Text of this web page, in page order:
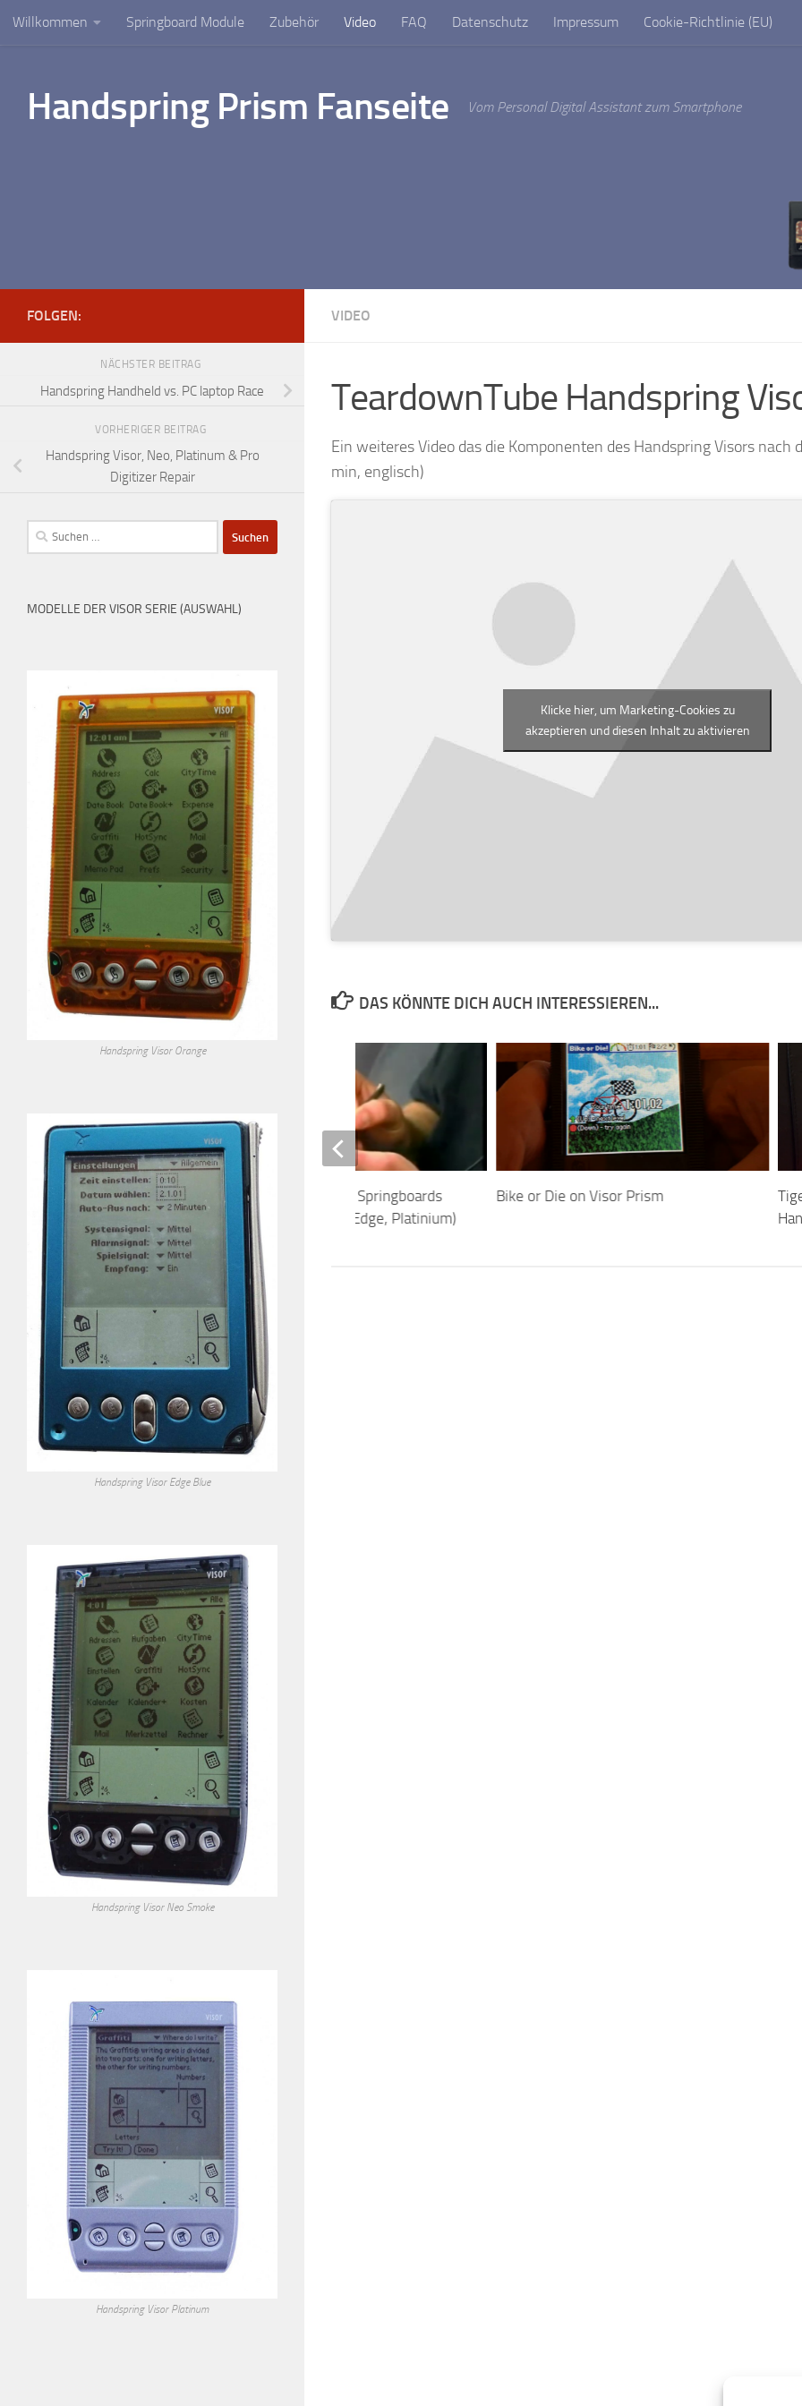
Unter dem Inhalt
Willkommen Springboard Module Zubehör Video FAQ Datenschutz Impressum Cookie-Richtlinie (EU)
Handspring Prism Fanseite Vom Personal Digital Assistant zum Smartphone
VIDEO
TeardownTube Handspring
Ein weiteres Video das die Komponenten des Handspring Visors nach
min, englisch)
Klicke hier, um Marketing-Cookies zu
akzeptieren und diesen Inhalt zu aktivieren
DAS KÖNNTE DICH AUCH INTERESSIEREN...
Bike or Die on Visor Prism
Handspring PDAs and Springboards
(Visor Deluxe, Prism, Edge, Platinium)
FOLGEN:
NÄCHSTER BEITRAG
Handspring Handheld vs. PC laptop Race
VORHERIGER BEITRAG
Handspring Visor, Neo, Platinum & Pro
Digitizer Repair
Suchen
nach:
MODELLE DER VISOR SERIE (AUSWAHL)
Handspring Visor Orange
Handspring Visor Edge Blue
Handspring Visor Neo Smoke
Handspring Visor Platinum